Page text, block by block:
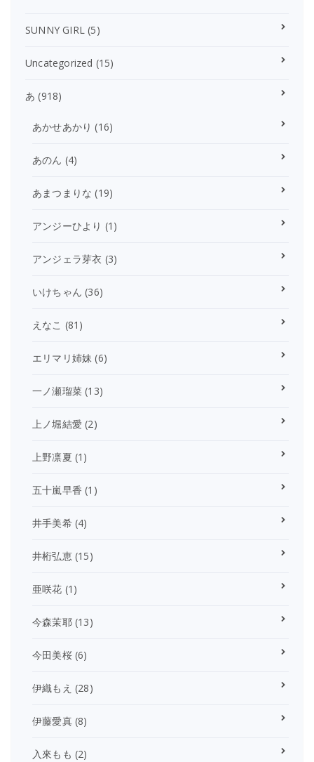
SUNNY GIRL (5)
Uncategorized (15)
あ (918)
あかせあかり (16)
あのん (4)
あまつまりな (19)
アンジーひより (1)
アンジェラ芽衣 (3)
いけちゃん (36)
えなこ (81)
エリマリ姉妹 (6)
一ノ瀬瑠菜 (13)
上ノ堀結愛 (2)
上野凛夏 (1)
五十嵐早香 (1)
井手美希(4)
井桁弘恵(15)
亜咲花 (1)
今森茉耶(13)
今田美桜(6)
伊織もえ (28)
伊藤愛真(8)
入來もも (2)